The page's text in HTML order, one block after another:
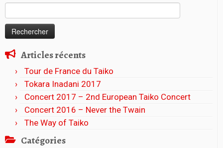
Articles récents
Tour de France du Taiko
Tokara Inadani 2017
Concert 2017 – 2nd European Taiko Concert
Concert 2016 – Never the Twain
The Way of Taiko
Catégories